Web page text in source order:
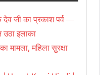
जी का प्रकाश पर्व —
इलाका
मामला, महिला सुरक्षा